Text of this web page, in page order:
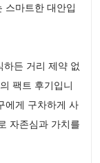
스마트한 대안입
든 거리 제약 없
팩트 후기입니
에게 구차하게 사
자존심과 가치를